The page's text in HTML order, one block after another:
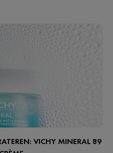
VICHY MINERAL 89